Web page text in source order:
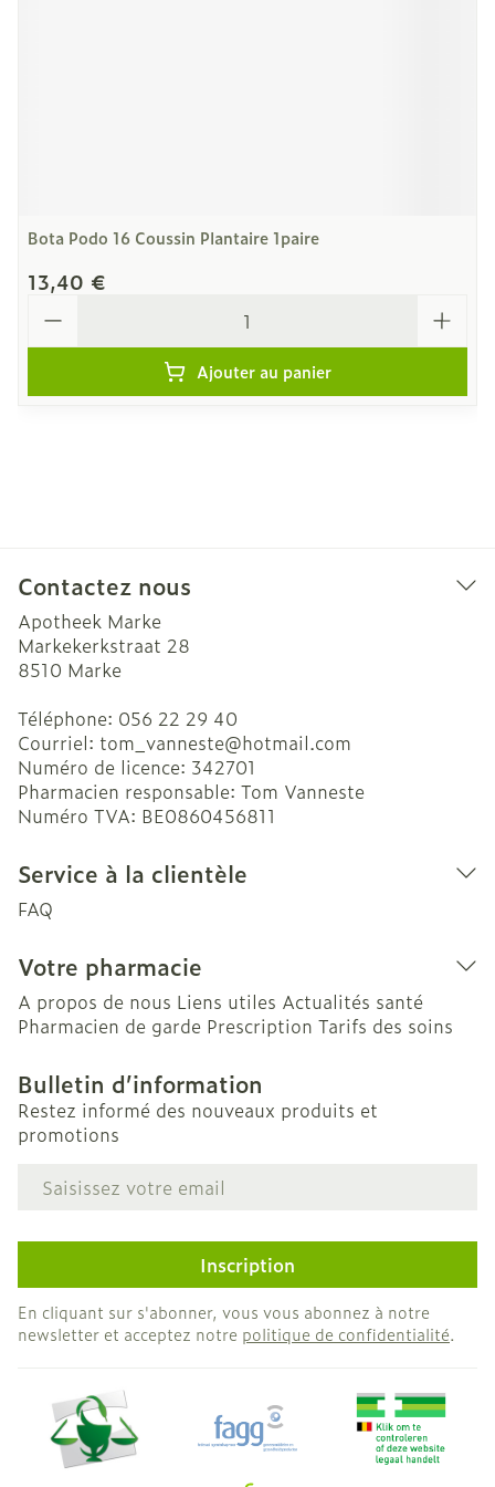
Bota Podo 16 Coussin Plantaire 1paire
13,40 €
Ajouter au panier
Contactez nous
Apotheek Marke
Markekerkstraat 28
8510 Marke
Téléphone: 056 22 29 40
Courriel: tom_vanneste@hotmail.com
Numéro de licence: 342701
Pharmacien responsable: Tom Vanneste
Numéro TVA: BE0860456811
Service à la clientèle
FAQ
Votre pharmacie
A propos de nous Liens utiles Actualités santé
Pharmacien de garde Prescription Tarifs des soins
Bulletin d’information
Restez informé des nouveaux produits et
promotions
Adresse mail
Inscription
En cliquant sur s'abonner, vous vous abonnez à notre
newsletter et acceptez notre politique de confidentialité.